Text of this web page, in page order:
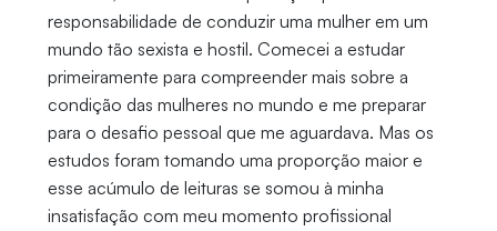
responsabilidade de conduzir uma mulher em um
mundo tão sexista e hostil. Comecei a estudar
primeiramente para compreender mais sobre a
condição das mulheres no mundo e me preparar
para o desafio pessoal que me aguardava. Mas os
estudos foram tomando uma proporção maior e
esse acúmulo de leituras se somou à minha
insatisfação com meu momento profissional